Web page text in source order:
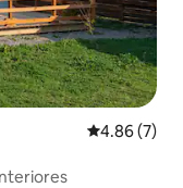
Calificación
4.86 (7)